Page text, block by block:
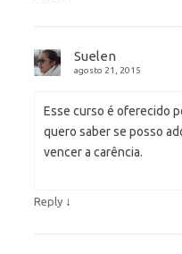
Suelen
agosto 21, 2015
Esse curso é oferecido
quero saber se posso
vencer a carência.
Reply ↓